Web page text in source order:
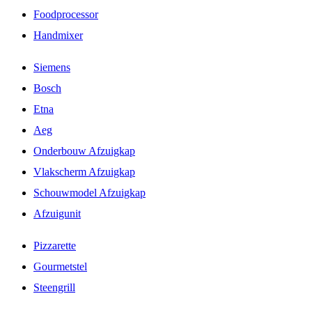
Foodprocessor
Handmixer
Siemens
Bosch
Etna
Aeg
Onderbouw Afzuigkap
Vlakscherm Afzuigkap
Schouwmodel Afzuigkap
Afzuigunit
Pizzarette
Gourmetstel
Steengrill